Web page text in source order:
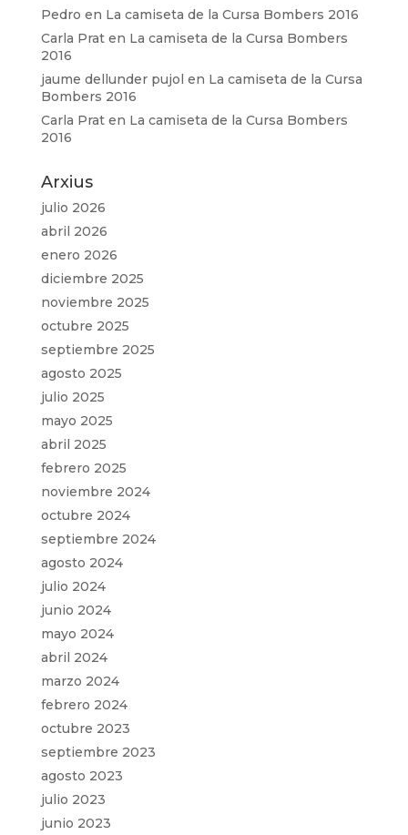
Pedro en La camiseta de la Cursa Bombers 2016
Carla Praten La camiseta de la Cursa Bombers
2016
jaume dellunder pujol en La camiseta de la Cursa
Bombers 2016
Carla Praten La camiseta de la Cursa Bombers
2016
Arxius
julio 2026
abril 2026
enero 2026
diciembre 2025
noviembre 2025
octubre 2025
septiembre 2025
agosto 2025
julio 2025
mayo 2025
abril 2025
febrero 2025
noviembre 2024
octubre 2024
septiembre 2024
agosto 2024
julio 2024
junio 2024
mayo 2024
abril 2024
marzo 2024
febrero 2024
octubre 2023
septiembre 2023
agosto 2023
julio 2023
junio 2023